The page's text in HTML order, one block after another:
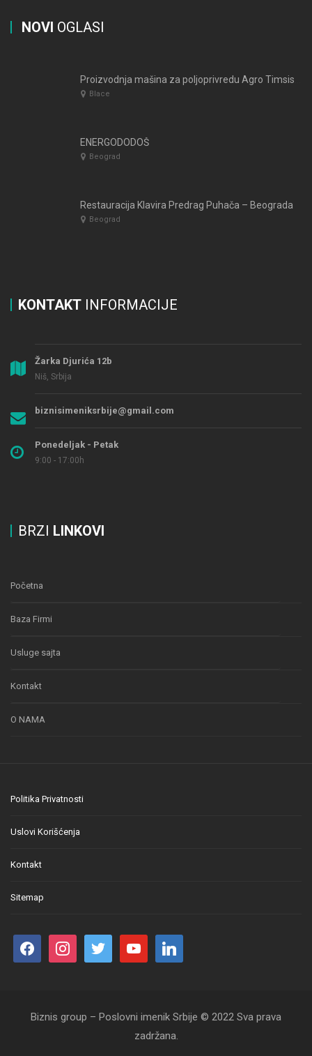
NOVI OGLASI
Blace
ENERGODODOŠ
Beograd
Restauracija Klavira Predrag Puhača – Beograda
Beograd
KONTAKT INFORMACIJE
Žarka Djurića 12b
Niš, Srbija
biznisimeniksrbije@gmail.com
Ponedeljak - Petak
9:00 - 17:00h
BRZI LINKOVI
Početna
Baza Firmi
Usluge sajta
Kontakt
O NAMA
Politika Privatnosti
Uslovi Korišćenja
Kontakt
Sitemap
Biznis group – Poslovni imenik Srbije © 2022 Sva prava
zadržana.